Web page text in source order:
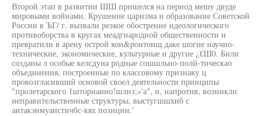
Второй этап в развитии ШШ пришелся на период мешу двуде
мировыми войнами. Крушение царизма и образование Советской
России в ЪГ/ г. вызвали резкое обострение идеологического
противоборства в кругах меадгнародной общественности и
превратили в арену острой кон&ронтоищ даке шогие научно-
технические, экономические, культурные и другие ¿£Ш0. Били
созданы л особые келсдуна родные сошшльно-полй-тическао
объединения, построенные по классовому признаку ц
провозгласивший основой своел деятельности принципы
"пролетарского 1шторнаиио!шлнз;»'а", и, напротив, возникли
неправительственные структуры, выстугшшхиб с
антакэимуаистичбс-кях позиции.'